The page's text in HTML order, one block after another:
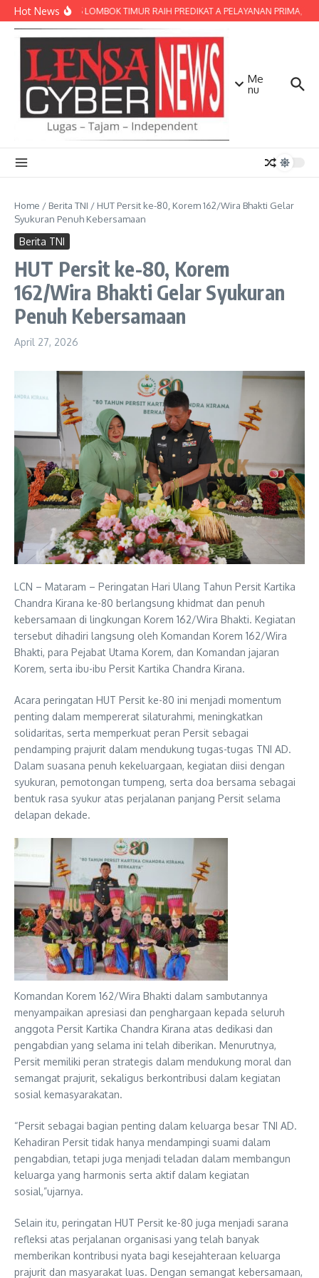
Lewati ke konten
Hot NewsPOLRES LOMBOK TIMUR RAIH PREDIKAT A PELAYANAN PRIMA,
Me
nu
Home / Berita TNI / HUT Persit ke-80, Korem 162/Wira Bhakti Gelar
Syukuran Penuh Kebersamaan
Berita TNI
HUT Persit ke-80, Korem
162/Wira Bhakti Gelar Syukuran
Penuh Kebersamaan
April 27, 2026
LCN – Mataram – Peringatan Hari Ulang Tahun Persit Kartika
Chandra Kirana ke-80 berlangsung khidmat dan penuh
kebersamaan di lingkungan Korem 162/Wira Bhakti. Kegiatan
tersebut dihadiri langsung oleh Komandan Korem 162/Wira
Bhakti, para Pejabat Utama Korem, dan Komandan jajaran
Korem, serta ibu-ibu Persit Kartika Chandra Kirana.
Acara peringatan HUT Persit ke-80 ini menjadi momentum
penting dalam mempererat silaturahmi, meningkatkan
solidaritas, serta memperkuat peran Persit sebagai
pendamping prajurit dalam mendukung tugas-tugas TNI AD.
Dalam suasana penuh kekeluargaan, kegiatan diisi dengan
syukuran, pemotongan tumpeng, serta doa bersama sebagai
bentuk rasa syukur atas perjalanan panjang Persit selama
delapan dekade.
Komandan Korem 162/Wira Bhakti dalam sambutannya
menyampaikan apresiasi dan penghargaan kepada seluruh
anggota Persit Kartika Chandra Kirana atas dedikasi dan
pengabdian yang selama ini telah diberikan. Menurutnya,
Persit memiliki peran strategis dalam mendukung moral dan
semangat prajurit, sekaligus berkontribusi dalam kegiatan
sosial kemasyarakatan.
“Persit sebagai bagian penting dalam keluarga besar TNI AD.
Kehadiran Persit tidak hanya mendampingi suami dalam
pengabdian, tetapi juga menjadi teladan dalam membangun
keluarga yang harmonis serta aktif dalam kegiatan
sosial,”ujarnya.
Selain itu, peringatan HUT Persit ke-80 juga menjadi sarana
refleksi atas perjalanan organisasi yang telah banyak
memberikan kontribusi nyata bagi kesejahteraan keluarga
prajurit dan masyarakat luas. Dengan semangat kebersamaan,